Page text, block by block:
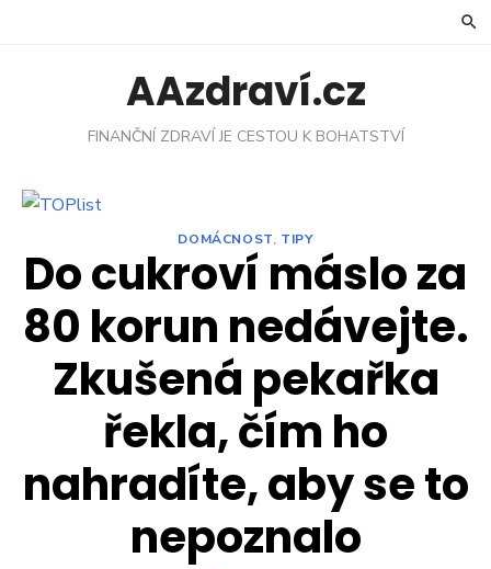
AAzdraví.cz
FINANČNÍ ZDRAVÍ JE CESTOU K BOHATSTVÍ
DOMÁCNOST, TIPY
Do cukroví máslo za
80 korun nedávejte.
Zkušená pekařka
řekla, čím ho
nahradíte, aby se to
nepoznalo